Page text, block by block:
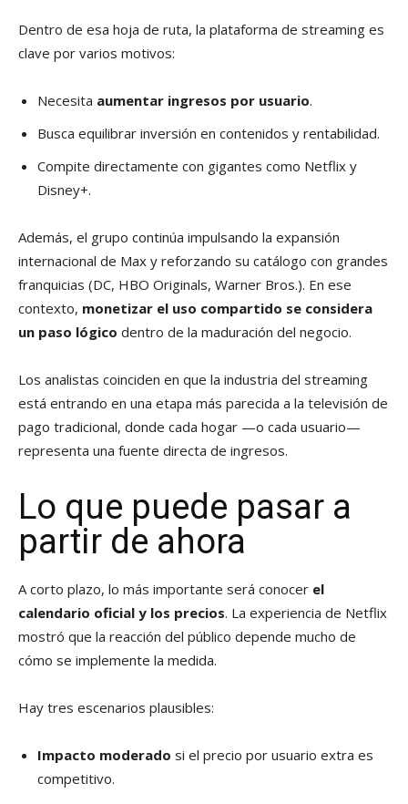
Dentro de esa hoja de ruta, la plataforma de streaming es
clave por varios motivos:
Necesita aumentar ingresos por usuario.
Busca equilibrar inversión en contenidos y rentabilidad.
Compite directamente con gigantes como Netflix y
Disney+.
Además, el grupo continúa impulsando la expansión
internacional de Max y reforzando su catálogo con grandes
franquicias (DC, HBO Originals, Warner Bros.). En ese
contexto, monetizar el uso compartido se considera
un paso lógico dentro de la maduración del negocio.
Los analistas coinciden en que la industria del streaming
está entrando en una etapa más parecida a la televisión de
pago tradicional, donde cada hogar —o cada usuario—
representa una fuente directa de ingresos.
Lo que puede pasar a
partir de ahora
A corto plazo, lo más importante será conocer el
calendario oficial y los precios. La experiencia de Netflix
mostró que la reacción del público depende mucho de
cómo se implemente la medida.
Hay tres escenarios plausibles:
Impacto moderado si el precio por usuario extra es
competitivo.